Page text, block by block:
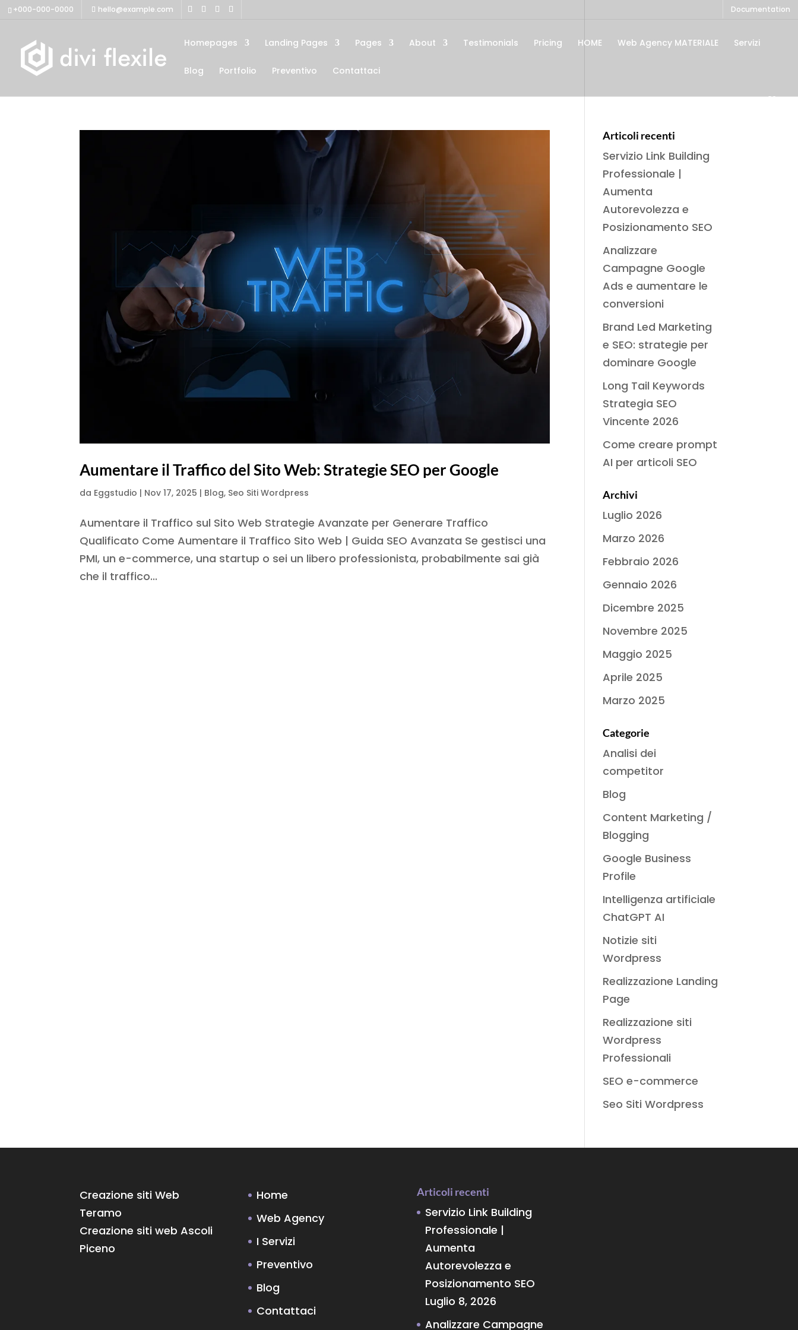
+000-000-0000 hello@example.com Documentation
Homepages Landing Pages Pages About Testimonials Pricing HOME Web Agency MATERIALE Servizi
Blog Portfolio Preventivo Contattaci
Aumentare il Traffico del Sito Web: Strategie SEO per Google
da Eggstudio | Nov 17, 2025 | Blog, Seo Siti Wordpress
Aumentare il Traffico sul Sito Web Strategie Avanzate per Generare Traffico
Qualificato Come Aumentare il Traffico Sito Web | Guida SEO Avanzata Se gestisci una
PMI, un e-commerce, una startup o sei un libero professionista, probabilmente sai già
che il traffico...
Articoli recenti
Servizio Link Building
Professionale |
Aumenta
Autorevolezza e
Posizionamento SEO
Analizzare
Campagne Google
Ads e aumentare le
conversioni
Brand Led Marketing
e SEO: strategie per
dominare Google
Long Tail Keywords
Strategia SEO
Vincente 2026
Come creare prompt
AI per articoli SEO
Archivi
Luglio 2026
Marzo 2026
Febbraio 2026
Gennaio 2026
Dicembre 2025
Novembre 2025
Maggio 2025
Aprile 2025
Marzo 2025
Categorie
Analisi dei
competitor
Blog
Content Marketing /
Blogging
Google Business
Profile
Intelligenza artificiale
ChatGPT AI
Notizie siti
Wordpress
Realizzazione Landing
Page
Realizzazione siti
Wordpress
Professionali
SEO e-commerce
Seo Siti Wordpress
Creazione siti Web
Teramo
Creazione siti web Ascoli
Piceno
Home
Web Agency
I Servizi
Preventivo
Blog
Contattaci
Articoli recenti
Servizio Link Building
Professionale |
Aumenta
Autorevolezza e
Posizionamento SEO
Luglio 8, 2026
Analizzare Campagne